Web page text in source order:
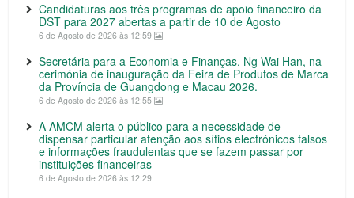
Candidaturas aos três programas de apoio financeiro da
DST para 2027 abertas a partir de 10 de Agosto
6 de Agosto de 2026 às 12:59
Secretária para a Economia e Finanças, Ng Wai Han, na
cerimónia de inauguração da Feira de Produtos de Marca
da Província de Guangdong e Macau 2026.
6 de Agosto de 2026 às 12:55
A AMCM alerta o público para a necessidade de
dispensar particular atenção aos sítios electrónicos falsos
e informações fraudulentas que se fazem passar por
instituições financeiras
6 de Agosto de 2026 às 12:29